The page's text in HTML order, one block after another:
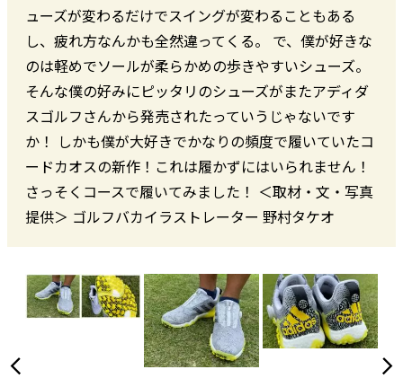
ューズが変わるだけでスイングが変わることもある
し、疲れ方なんかも全然違ってくる。 で、僕が好きな
のは軽めでソールが柔らかめの歩きやすいシューズ。
そんな僕の好みにピッタリのシューズがまたアディダ
スゴルフさんから発売されたっていうじゃないです
か！ しかも僕が大好きでかなりの頻度で履いていたコ
ードカオスの新作！これは履かずにはいられません！
さっそくコースで履いてみました！ ＜取材・文・写真
提供＞ ゴルフバカイラストレーター 野村タケオ